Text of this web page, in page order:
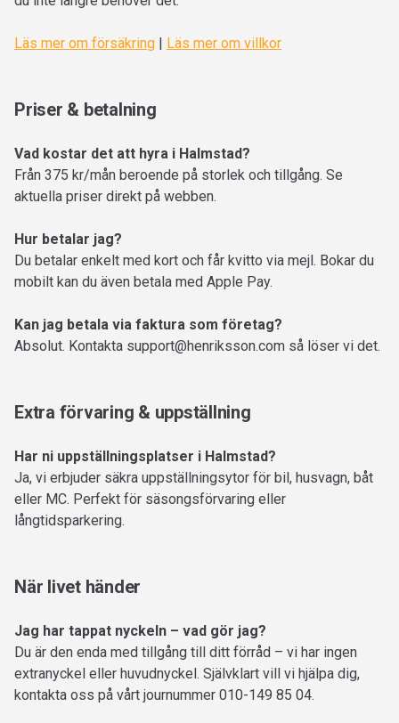
Läs mer om försäkring Läs mer om villkor
Priser & betalning
Vad kostar det att hyra i Halmstad?
Från 375 kr/mån beroende på storlek och tillgång. Se
aktuella priser direkt på webben.
Hur betalar jag?
Du betalar enkelt med kort och får kvitto via mejl. Bokar du
mobilt kan du även betala med Apple Pay.
Kan jag betala via faktura som företag?
Absolut. Kontakta support@henriksson.com så löser vi det.
Extra förvaring & uppställning
Har ni uppställningsplatser i Halmstad?
Ja, vi erbjuder säkra uppställningsytor för bil, husvagn, båt
eller MC. Perfekt för säsongsförvaring eller
långtidsparkering.
När livet händer
Jag har tappat nyckeln – vad gör jag?
Du är den enda med tillgång till ditt förråd – vi har ingen
extranyckel eller huvudnyckel. Självklart vill vi hjälpa dig,
kontakta oss på vårt journummer 010-149 85 04.